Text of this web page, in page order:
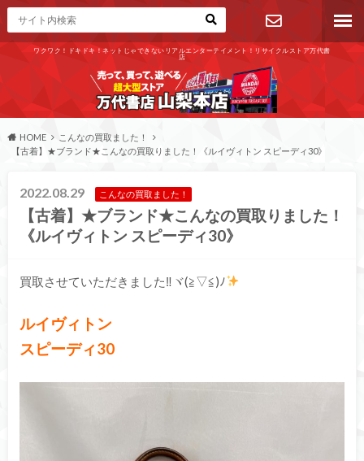
ワクワク！ドキドキ！ネットじゃできないリアルエンターテイメント！リサイクルストア万代書
店
お問い合わ
せ
HOME
こんなの買取ました！
【古着】★ブランド★こんなの買取りました！《ルイヴィトン スピーディ30》
2022.08.29 こんなの買取ました！
【古着】★ブランド★こんなの買取りました！
《ルイヴィトン スピーディ30》
買取させていただきました‼ヾ(≧▽≦)ﾉ
ルイヴィトン
スピーディ30